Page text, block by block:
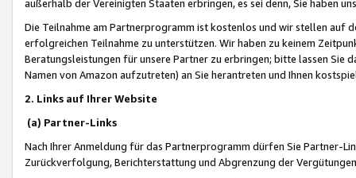
außerhalb der Vereinigten Staaten erbringen, es sei denn, Sie haben
Die Teilnahme am Partnerprogramm ist kostenlos und wir stellen auf
erfolgreichen Teilnahme zu unterstützen. Wir haben zu keinem
Beratungsleistungen für unsere Partner zu erbringen; bitte lassen Sie
Namen von Amazon aufzutreten) an Sie herantreten und Ihnen
2. Links auf Ihrer Website
(a) Partner-Links
Nach Ihrer Anmeldung für das Partnerprogramm dürfen Sie Partner-
Zurückverfolgung, Berichterstattung und Abgrenzung der